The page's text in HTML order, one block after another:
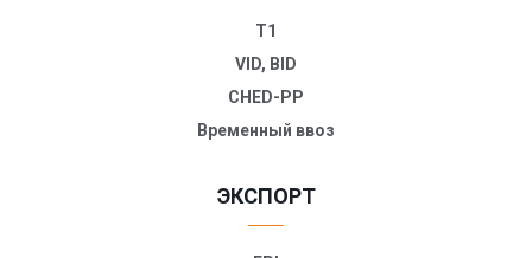
T1
VID, BID
CHED-PP
Временный ввоз
ЭКСПОРТ